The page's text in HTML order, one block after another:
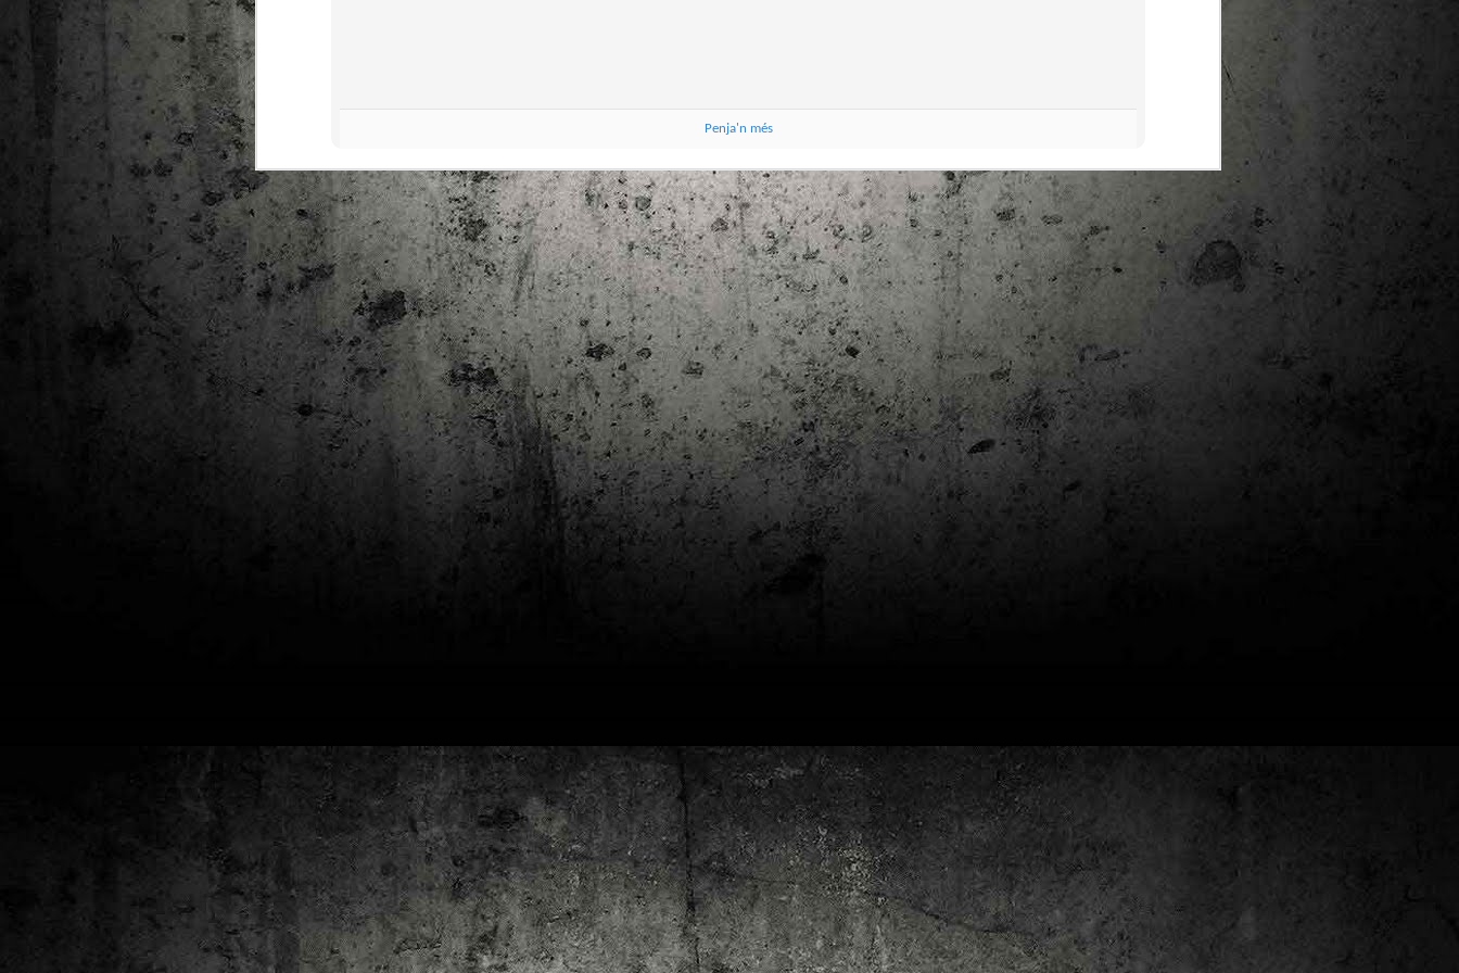
Penja'n més
MAR
13
Descobrint els orígens de la revista Spirou
Ja tinc a les mans el resultat d'una feina que m'ha portat a capbussar-me
els darrers temps en la història del còmic europeu i dels seus grans
autors i personatges!
Segur que coneixeu en Lucky Luke, els Barrufets, en Marsupilami o en Spirou,
però sabíeu que van néixer en una revista? Le Journal de Spirou, publicada per
primera vegada el 21 d’abril de 1938, és una de les grans icones de l’escola de
còmic franco-belga.
24
El compromís de Joan Junceda: ‘Somnis entre la boira’ de
Lluís Recasens i Àngel Marí
Nascut a Barcelona l’any 1881 i mort a Blanes el 1948, Joan Junceda és
un dels noms més destacats entre els dibuixants, il·lustradors i caricaturistes
catalans d’aquesta època. Tot i començar sense cap tipus de formació, ben
aviat s’integrà dins la redacció del setmanari Cu-Cut!, participant activament en
Abans de tancar el 2024, arriba l'hora de presentar les lectures del
primer trimestre del 2025 del club de lectura de còmics de la Biblioteca
Pública de Tarragona, gratuït i virtual. El menú, ben variat: un personatge
clàssic, l'adaptació d'una novel·la molt coneguda (i llegida) i una novetat molt
impactant. Aquí en teniu els detalls!
Gener
Corto Maltés.
OCT